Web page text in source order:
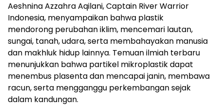
Aeshnina Azzahra Aqilani, Captain River Warrior
Indonesia, menyampaikan bahwa plastik
mendorong perubahan iklim, mencemari lautan,
sungai, tanah, udara, serta membahayakan manusia
dan makhluk hidup lainnya. Temuan ilmiah terbaru
menunjukkan bahwa partikel mikroplastik dapat
menembus plasenta dan mencapai janin, membawa
racun, serta mengganggu perkembangan sejak
dalam kandungan.